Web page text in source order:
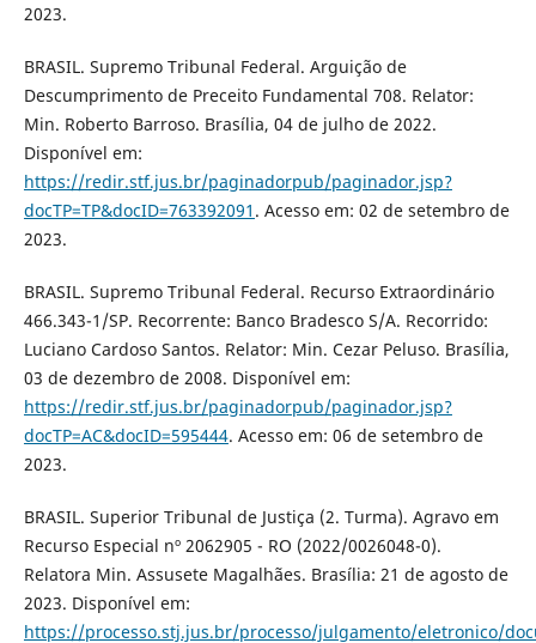
2023.
BRASIL. Supremo Tribunal Federal. Arguição de
Descumprimento de Preceito Fundamental 708. Relator:
Min. Roberto Barroso. Brasília, 04 de julho de 2022.
Disponível em:
https://redir.stf.jus.br/paginadorpub/paginador.jsp?
docTP=TP&docID=763392091 . Acesso em: 02 de setembro de
2023.
BRASIL. Supremo Tribunal Federal. Recurso Extraordinário
466.343-1/SP. Recorrente: Banco Bradesco S/A. Recorrido:
Luciano Cardoso Santos. Relator: Min. Cezar Peluso. Brasília,
03 de dezembro de 2008. Disponível em:
https://redir.stf.jus.br/paginadorpub/paginador.jsp?
docTP=AC&docID=595444. Acesso em: 06 de setembro de
2023.
BRASIL. Superior Tribunal de Justiça (2. Turma). Agravo em
Recurso Especial nº 2062905 - RO (2022/0026048-0).
Relatora Min. Assusete Magalhães. Brasília: 21 de agosto de
2023. Disponível em:
https://processo.stj.jus.br/processo/julgamento/eletronico/